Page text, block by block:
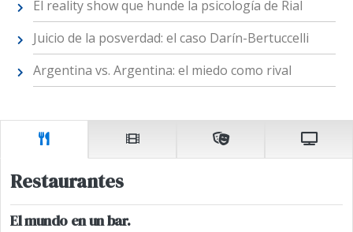
El reality show que hunde la psicología de Rial
Juicio de la posverdad: el caso Darín-Bertuccelli
Argentina vs. Argentina: el miedo como rival
Restaurantes
El mundo en un bar.